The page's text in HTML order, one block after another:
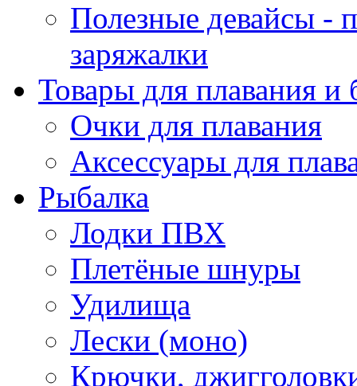
Полезные девайсы -
заряжалки
Товары для плавания и
Очки для плавания
Аксессуары для
Рыбалка
Лодки ПВХ
Плетёные шнуры
Удилища
Лески (моно)
Крючки,